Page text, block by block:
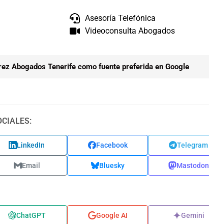
Asesoría Telefónica
Videoconsulta Abogados
Abogados Tenerife como fuente preferida en Google
LinkedIn Facebook Telegram
Email Bluesky Mastodon
ChatGPT Google AI Gemini